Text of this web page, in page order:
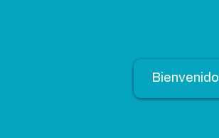
Bienvenido